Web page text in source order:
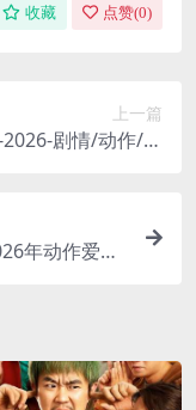
收藏 点赞(0)
上一篇
剧情/动作/惊
年动作爱情